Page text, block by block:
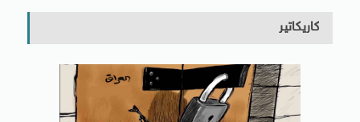
كاريكاتير